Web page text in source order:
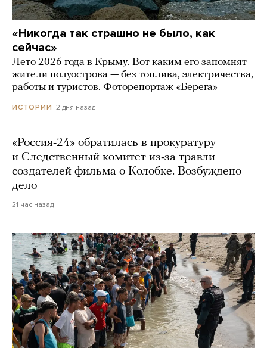
«Никогда так страшно не было, как
сейчас»
Лето 2026 года в Крыму. Вот каким его запомнят
жители полуострова — без топлива, электричества,
работы и туристов. Фоторепортаж «Берега»
ИСТОРИИ 2 дня назад
«Россия-24» обратилась в прокуратуру
и Следственный комитет из-за травли
создателей фильма о Колобке. Возбуждено
дело
21 час назад